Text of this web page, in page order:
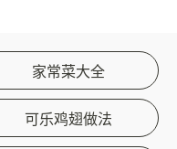
家常菜大全
可乐鸡翅做法